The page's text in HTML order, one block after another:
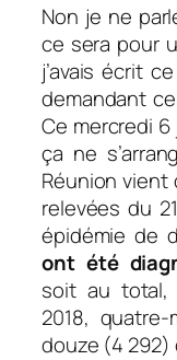
Non je ne
ce sera pour
j’avais écrit
demandant
Ce mercredi 6
ça ne
Réunion
relevées du
épidémie de
ont été
soit au total,
2018,
douze (4 292)